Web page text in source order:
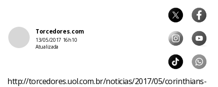
Torcedores.com
13/05/2017 16h10
Atualizada
http://torcedores.uol.com.br/noticias/2017/05/corinthians-